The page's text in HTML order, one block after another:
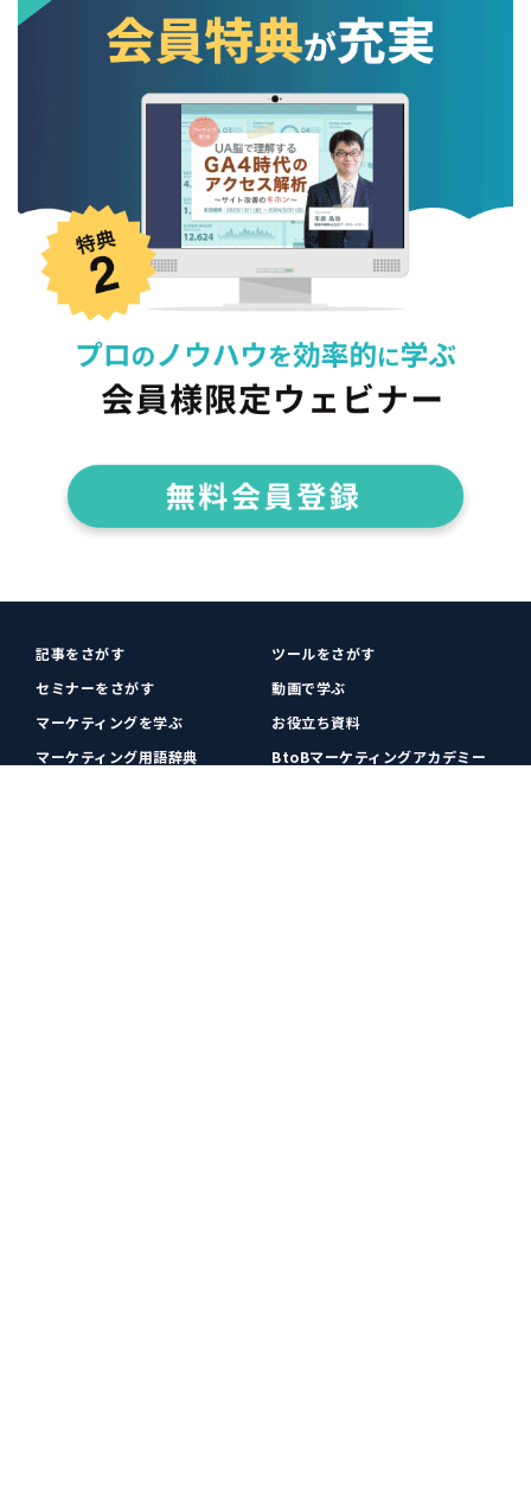
記事をさがす
ツールをさがす
セミナーをさがす
動画で学ぶ
マーケティングを学ぶ
お役立ち資料
マーケティング用語辞典
BtoBマーケティングアカデミー